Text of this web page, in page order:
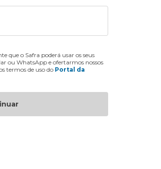
que o Safra poderá usar os seus
ou WhatsApp e ofertarmos nossos
termos de uso do Portal da